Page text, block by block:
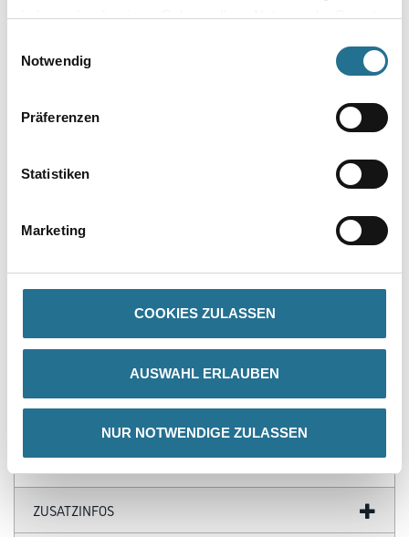
haben oder die sie im Rahmen Ihrer Nutzung der Dienste
Notwendig
Präferenzen
Statistiken
Marketing
COOKIES ZULASSEN
AUSWAHL ERLAUBEN
NUR NOTWENDIGE ZULASSEN
PRODUKTEIGENSCHAFTEN
ZUSATZINFOS